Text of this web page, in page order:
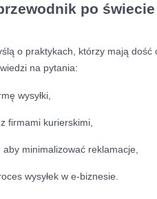
po świecie
o praktykach, którzy mają
na pytania:
wysyłki,
firmami kurierskimi,
minimalizować reklamacje,
wysyłek w e-biznesie.